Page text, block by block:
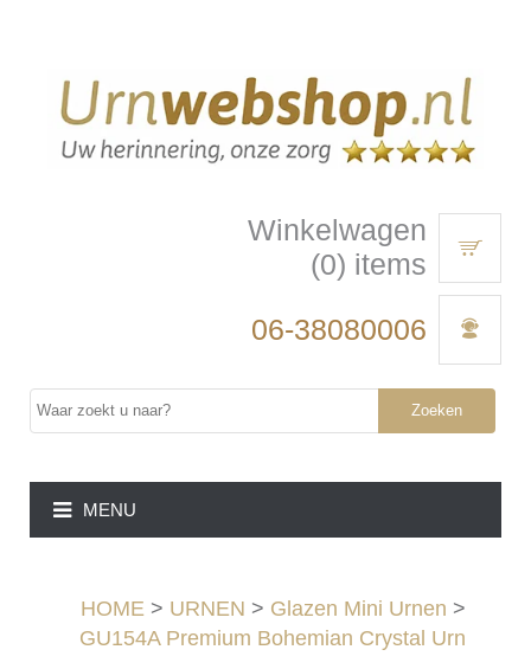
Winkelwagen
(0) items
06-38080006
Zoeken
MENU
HOME > URNEN > Glazen Mini Urnen >
GU154A Premium Bohemian Crystal Urn